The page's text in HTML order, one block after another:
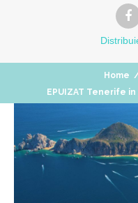
Home
EPUIZAT Tenerife